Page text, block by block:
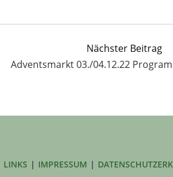
Nächster Beitrag
Adventsmarkt 03./04.12.22
LINKS IMPRESSUM